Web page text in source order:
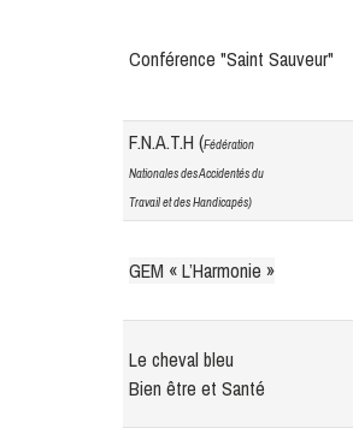
Conférence "Saint Sauveur"
F.N.A.T.H (Fédération
Nationales des Accidentés du
Travail et des Handicapés)
GEM « L’Harmonie »
Le cheval bleu
Bien être et Santé